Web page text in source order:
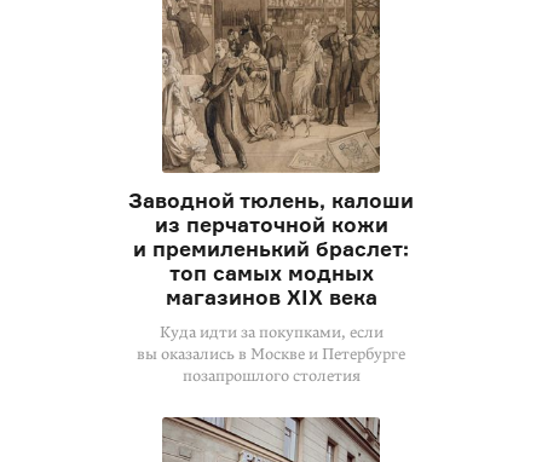
Заводной тюлень, калоши
из перчаточной кожи
и премиленький браслет:
топ самых модных
магазинов XIX века
Куда идти за покупками, если
вы оказались в Москве и Петербурге
позапрошлого столетия